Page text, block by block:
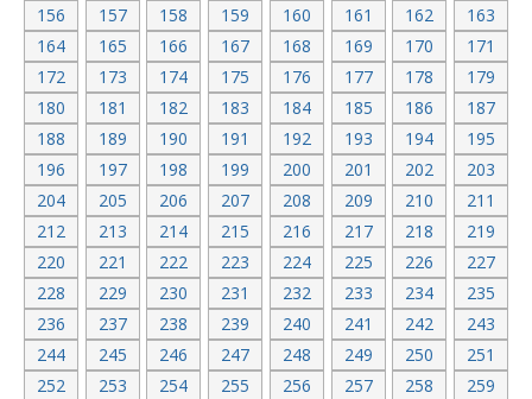
156
157 158 159 160 161 162
163
164
165 166 167 168 169 170
171
172
173 174 175 176 177 178
179
180
181 182 183 184 185 186
187
188
189 190 191 192 193 194
195
196
197 198 199 200 201 202
203
204
205 206 207 208 209 210
211
212
213 214 215 216 217 218
219
220
221 222 223 224 225 226
227
228
229 230 231 232 233 234
235
236
237 238 239 240 241 242
243
244
245 246 247 248 249 250
251
252
253 254 255 256 257 258
259